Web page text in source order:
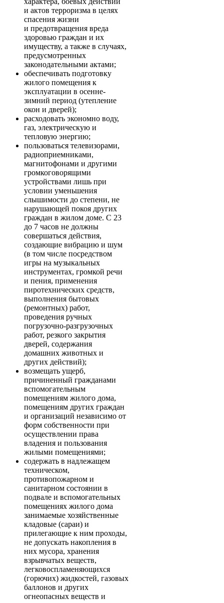
и актов терроризма в целях
спасения жизни
и предотвращения вреда
здоровью граждан и их
имуществу, а также в случаях,
предусмотренных
законодательными актами;
обеспечивать подготовку
жилого помещения к
эксплуатации в осенне-
зимний период (утепление
окон и дверей);
расходовать экономно воду,
газ, электрическую и
тепловую энергию;
пользоваться телевизорами,
радиоприемниками,
магнитофонами и другими
громкоговорящими
устройствами лишь при
условии уменьшения
слышимости до степени, не
нарушающей покоя других
граждан в жилом доме. С 23
до 7 часов не должны
совершаться действия,
создающие вибрацию и шум
(в том числе посредством
игры на музыкальных
инструментах, громкой речи
и пения, применения
пиротехнических средств,
выполнения бытовых
(ремонтных) работ,
проведения ручных
погрузочно-разгрузочных
работ, резкого закрытия
дверей, содержания
домашних животных и
других действий);
возмещать ущерб,
причиненный гражданами
вспомогательным
помещениям жилого дома,
помещениям других граждан
и организаций независимо от
форм собственности при
осуществлении права
владения и пользования
жилыми помещениями;
содержать в надлежащем
техническом,
противопожарном и
санитарном состоянии в
подвале и вспомогательных
помещениях жилого дома
занимаемые хозяйственные
кладовые (сараи) и
прилегающие к ним проходы,
не допускать накопления в
них мусора, хранения
взрывчатых веществ,
легковоспламеняющихся
(горючих) жидкостей, газовых
баллонов и других
огнеопасных веществ и